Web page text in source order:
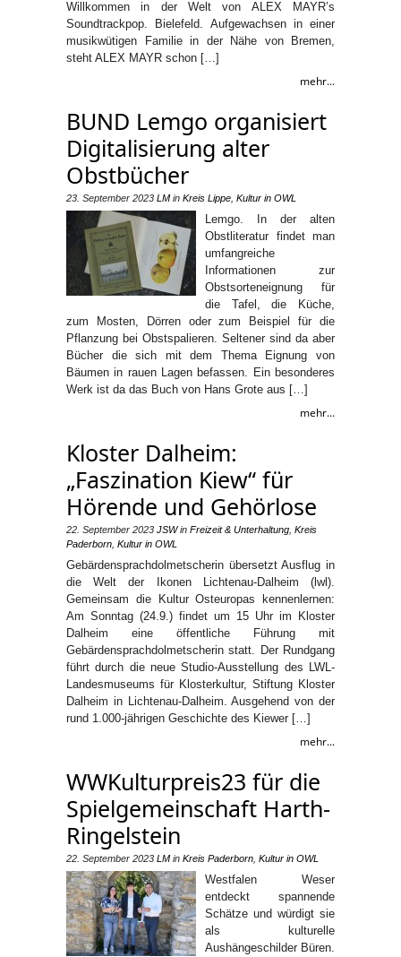
Willkommen in der Welt von ALEX MAYR’s
Soundtrackpop. Bielefeld. Aufgewachsen in einer
musikwütigen Familie in der Nähe von Bremen,
steht ALEX MAYR schon […]
mehr...
BUND Lemgo organisiert
Digitalisierung alter
Obstbücher
23. September 2023 LM in Kreis Lippe Kultur in OWL
Lemgo. In der alten
Obstliteratur findet man
umfangreiche
Informationen zur
Obstsorteneignung für
die Tafel, die Küche,
zum Mosten, Dörren oder zum Beispiel für die
Pflanzung bei Obstspalieren. Seltener sind da aber
Bücher die sich mit dem Thema Eignung von
Bäumen in rauen Lagen befassen. Ein besonderes
Werk ist da das Buch von Hans Grote aus […]
mehr...
Kloster Dalheim:
„Faszination Kiew“ für
Hörende und Gehörlose
22. September 2023 JSWin Freizeit & Unterhaltung Kreis
Paderborn Kultur in OWL
Gebärdensprachdolmetscherin übersetzt Ausflug in
die Welt der Ikonen Lichtenau-Dalheim (lwl).
Gemeinsam die Kultur Osteuropas kennenlernen:
Am Sonntag (24.9.) findet um 15 Uhr im Kloster
Dalheim eine öffentliche Führung mit
Gebärdensprachdolmetscherin statt. Der Rundgang
führt durch die neue Studio-Ausstellung des LWL-
Landesmuseums für Klosterkultur, Stiftung Kloster
Dalheim in Lichtenau-Dalheim. Ausgehend von der
rund 1.000-jährigen Geschichte des Kiewer […]
mehr...
WWKulturpreis23 für die
Spielgemeinschaft Harth-
Ringelstein
22. September 2023 LM in Kreis Paderborn Kultur in OWL
Westfalen Weser
entdeckt spannende
Schätze und würdigt sie
als kulturelle
Aushängeschilder Büren.